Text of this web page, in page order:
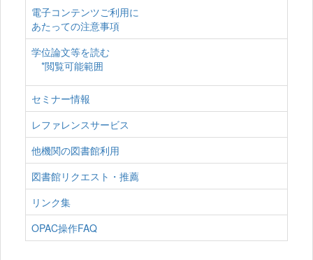
電子コンテンツご利用に
あたっての注意事項
学位論文等を読む
*閲覧可能範囲
セミナー情報
レファレンスサービス
他機関の図書館利用
図書館リクエスト・推薦
リンク集
OPAC操作FAQ